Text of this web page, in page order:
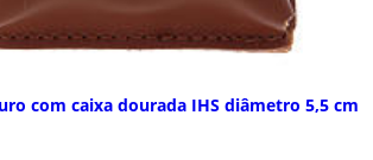
com caixa dourada IHS diâmetro 5,5 cm